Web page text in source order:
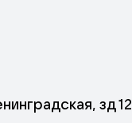
зд 12